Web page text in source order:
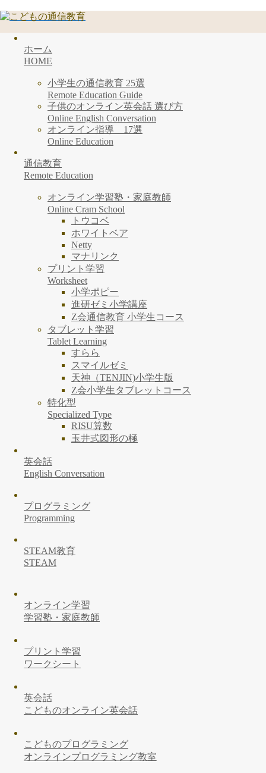
ホーム
HOME
小学生の通信教育 25選
Remote Education Guide
子供のオンライン英会話 選び方
Online English Conversation
オンライン指導 17選
Online Education
通信教育
Remote Education
オンライン学習塾・家庭教師
Online Cram School
トウコベ
ホワイトベア
Netty
マナリンク
プリント学習
Worksheet
小学ポピー
進研ゼミ小学講座
Z会通信教育 小学生コース
タブレット学習
Tablet Learning
すらら
スマイルゼミ
天神（TENJIN)小学生版
Z会小学生タブレットコース
特化型
Specialized Type
RISU算数
玉井式図形の極
英会話
English Conversation
プログラミング
Programming
STEAM教育
STEAM
オンライン学習
学習塾・家庭教師
プリント学習
ワークシート
英会話
こどものオンライン英会話
こどものプログラミング
オンラインプログラミング教室